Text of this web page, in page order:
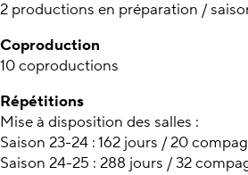
2 productions en préparation /
Coproduction
10 coproductions
Répétitions
Mise à disposition des salles :
Saison 23-24 : 162 jours / 20
Saison 24-25 : 288 jours / 32